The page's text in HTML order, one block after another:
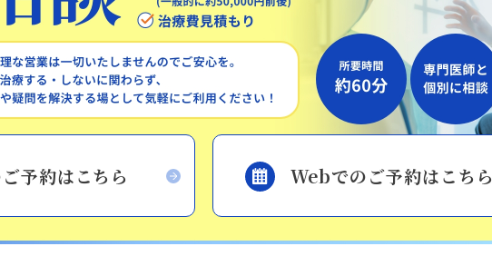
静岡歯科
054-252-8148
月火水金 10:00〜13:30 /
予約はこちら Webでのご予約はこちら